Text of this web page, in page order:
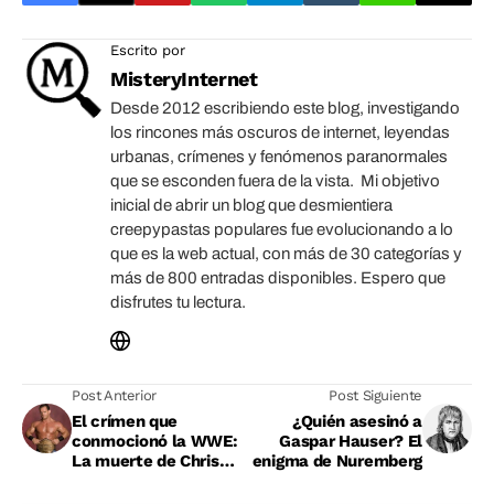
Escrito por
MisteryInternet
Desde 2012 escribiendo este blog, investigando
los rincones más oscuros de internet, leyendas
urbanas, crímenes y fenómenos paranormales
que se esconden fuera de la vista. Mi objetivo
inicial de abrir un blog que desmientiera
creepypastas populares fue evolucionando a lo
que es la web actual, con más de 30 categorías y
más de 800 entradas disponibles. Espero que
disfrutes tu lectura.
Post Anterior
El crímen que
conmocionó la WWE:
La muerte de Chris
Post Siguiente
¿Quién asesinó a
Gaspar Hauser? El
enigma de Nuremberg